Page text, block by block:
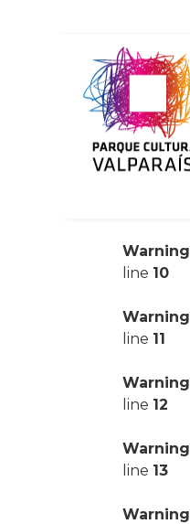
Warning
line 10
Warning
line 11
Warning
line 12
Warning
line 13
Warning